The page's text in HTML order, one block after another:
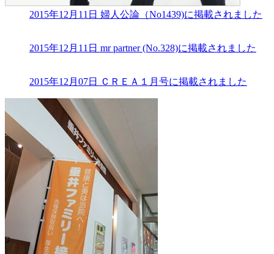
2015年12月11日 婦人公論（No1439)に掲載されました
2015年12月11日 mr partner (No.328)に掲載されました
2015年12月07日 ＣＲＥＡ１月号に掲載されました